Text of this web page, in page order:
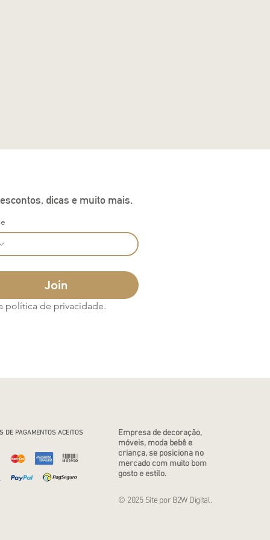
dicas e muito mais.
Join
política de privacidade.
DE PAGAMENTOS ACEITOS
Empresa de decoração,
móveis, moda bebê e
criança, se posiciona no
mercado com muito bom
gosto e estilo.
© 2025 Site por B2W Digital.